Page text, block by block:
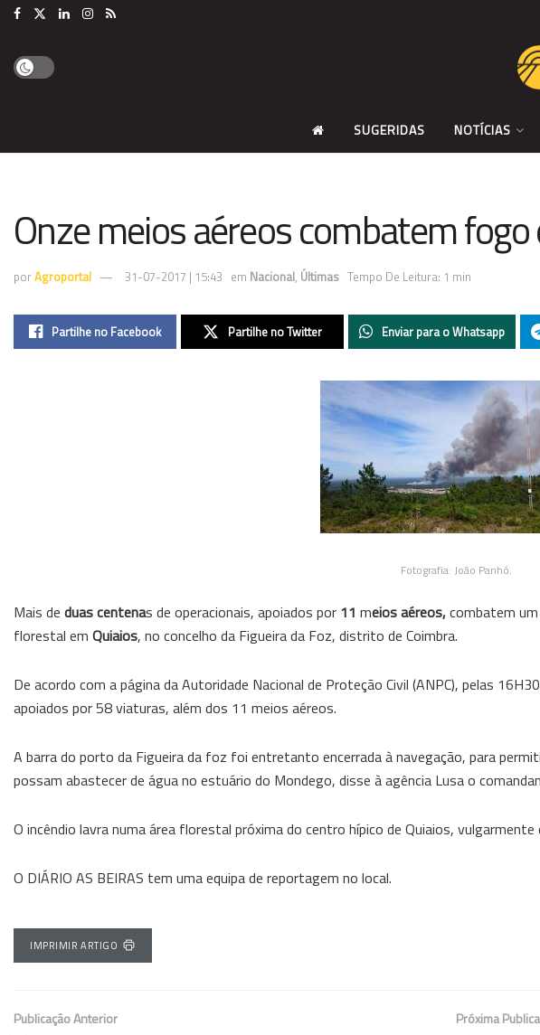
SUGERIDAS NOTÍCIAS
Onze meios aéreos combatem fogo
porAgroportal 31-07-2017 | 15:43 em Nacional, Últimas Tempo De Leitura: 1 min
Partilhe no Facebook Partilhe no Twitter Enviar para o Whatsapp
Fotografia: João Panhó.
Mais de duas centenas de operacionais, apoiados por 11 meios aéreos,combatem
florestal em Quiaios, no concelho da Figueira da Foz, distrito de Coimbra.
De acordo com a página da Autoridade Nacional de Proteção Civil (ANPC), pelas
apoiados por 58 viaturas, além dos 11 meios aéreos.
A barra do porto da Figueira da foz foi entretanto encerrada à navegação, para
possam abastecer de água no estuário do Mondego, disse à agência Lusa o
O incêndio lavra numa área florestal próxima do centro hípico de Quiaios,
O DIÁRIO AS BEIRAS tem uma equipa de reportagem no local.
IMPRIMIR ARTIGO
Publicação Anterior Próxima